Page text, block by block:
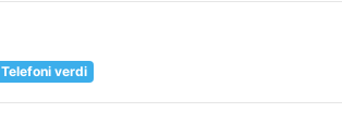
Telefoni verdi